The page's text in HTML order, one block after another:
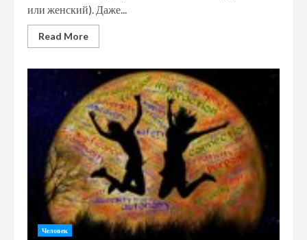
или женский). Даже...
Read More
Человек